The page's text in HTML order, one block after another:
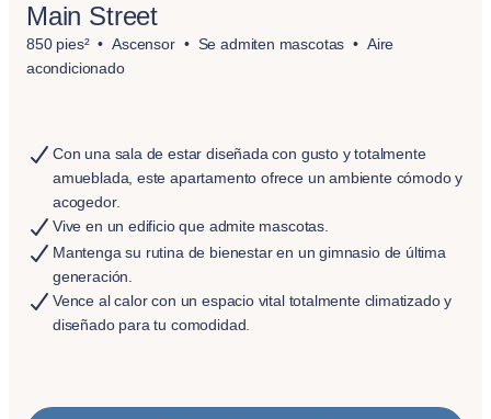
Main Street
850 pies² Ascensor Se admiten mascotas
Aire
acondicionado
Con una sala de estar diseñada con gusto y totalmente
amueblada, este apartamento ofrece un ambiente cómodo y
acogedor.
Vive en un edificio que admite mascotas.
Mantenga su rutina de bienestar en un gimnasio de última
generación.
Vence al calor con un espacio vital totalmente climatizado y
diseñado para tu comodidad.